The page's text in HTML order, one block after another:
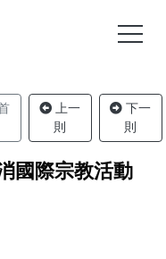
上一
則
下一
則
國際宗教活動